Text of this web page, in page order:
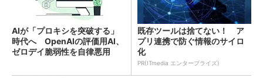
AIが「プロキシを突破する」
時代へ OpenAIの評価用AI、
ゼロデイ脆弱性を自律悪用
既存ツールは捨てない！ ア
プリ連携で防ぐ情報のサイロ
化
PR(ITmedia エンタープライズ)